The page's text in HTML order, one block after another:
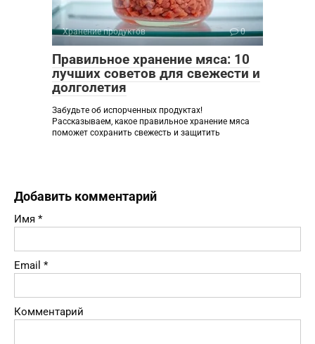
Хранение продуктов 0
Правильное хранение мяса: 10
лучших советов для свежести и
долголетия
Забудьте об испорченных продуктах!
Рассказываем, какое правильное хранение мяса
поможет сохранить свежесть и защитить
Добавить комментарий
Имя *
Email *
Комментарий